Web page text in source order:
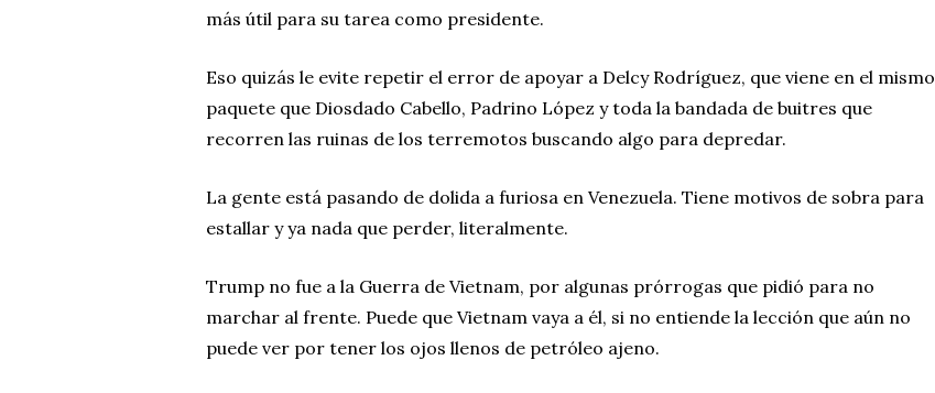
más útil para su tarea como presidente.
Eso quizás le evite repetir el error de apoyar a Delcy Rodríguez, que viene en el mismo
paquete que Diosdado Cabello, Padrino López y toda la bandada de buitres que
recorren las ruinas de los terremotos buscando algo para depredar.
La gente está pasando de dolida a furiosa en Venezuela. Tiene motivos de sobra para
estallar y ya nada que perder, literalmente.
Trump no fue a la Guerra de Vietnam, por algunas prórrogas que pidió para no
marchar al frente. Puede que Vietnam vaya a él, si no entiende la lección que aún no
puede ver por tener los ojos llenos de petróleo ajeno.